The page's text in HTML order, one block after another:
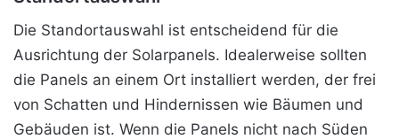
Die Standortauswahl ist entscheidend für die
Ausrichtung der Solarpanels. Idealerweise sollten
die Panels an einem Ort installiert werden, der frei
von Schatten und Hindernissen wie Bäumen und
Gebäuden ist. Wenn die Panels nicht nach Süden